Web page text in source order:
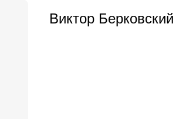
Виктор Берковский